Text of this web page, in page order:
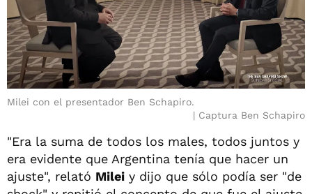
Milei con el presentador Ben Schapiro.
Captura Ben Schapiro
"Era la suma de todos los males, todos juntos y
era evidente que Argentina tenía que hacer un
ajuste", relató Milei y dijo que sólo podía ser "de